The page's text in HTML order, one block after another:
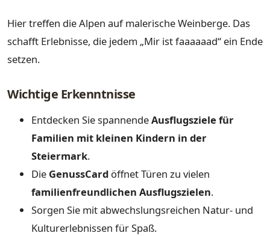
Hier treffen die Alpen auf malerische Weinberge. Das
schafft Erlebnisse, die jedem „Mir ist faaaaaad“ ein Ende
setzen.
Wichtige Erkenntnisse
Entdecken Sie spannendeAusflugsziele für
Familien mit kleinen Kindern in der
Steiermark.
Die GenussCard öffnet Türen zu vielen
familienfreundlichen Ausflugszielen.
Sorgen Sie mit abwechslungsreichen Natur- und
Kulturerlebnissen für Spaß.